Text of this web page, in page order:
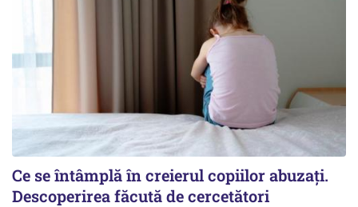
Ce se întâmplă în creierul copiilor abuzați.
Descoperirea făcută de cercetători